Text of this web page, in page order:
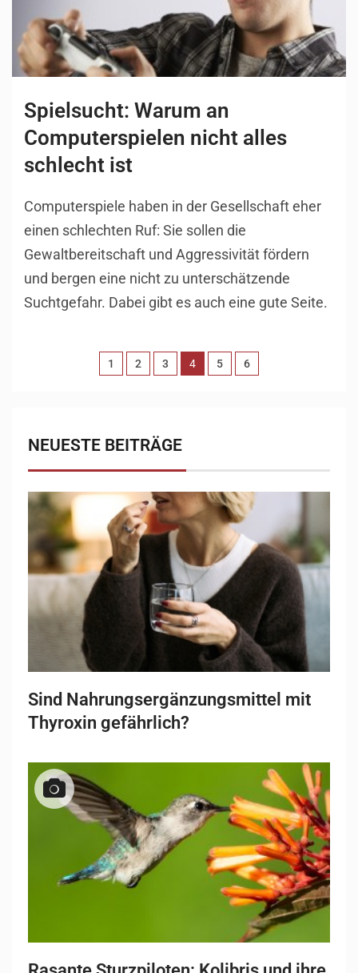
Spielsucht: Warum an
Computerspielen nicht alles
schlecht ist
Computerspiele haben in der Gesellschaft eher
einen schlechten Ruf: Sie sollen die
Gewaltbereitschaft und Aggressivität fördern
und bergen eine nicht zu unterschätzende
Suchtgefahr. Dabei gibt es auch eine gute Seite.
1 2 3 4 5 6
NEUESTE BEITRÄGE
Sind Nahrungsergänzungsmittel mit
Thyroxin gefährlich?